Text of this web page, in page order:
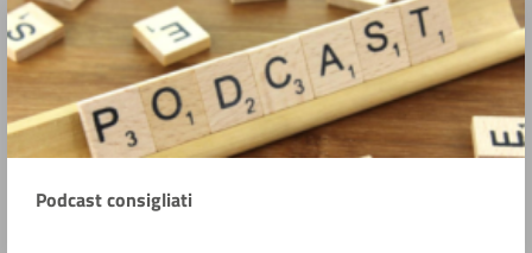
Podcast consigliati